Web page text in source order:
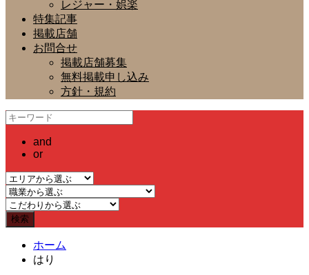
レジャー・娯楽
特集記事
掲載店舗
お問合せ
掲載店舗募集
無料掲載申し込み
方針・規約
and
or
ホーム
はり